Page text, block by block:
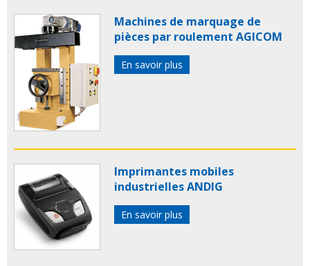
Machines de marquage de
pièces par roulement AGICOM
En savoir plus
Imprimantes mobiles
industrielles ANDIG
En savoir plus